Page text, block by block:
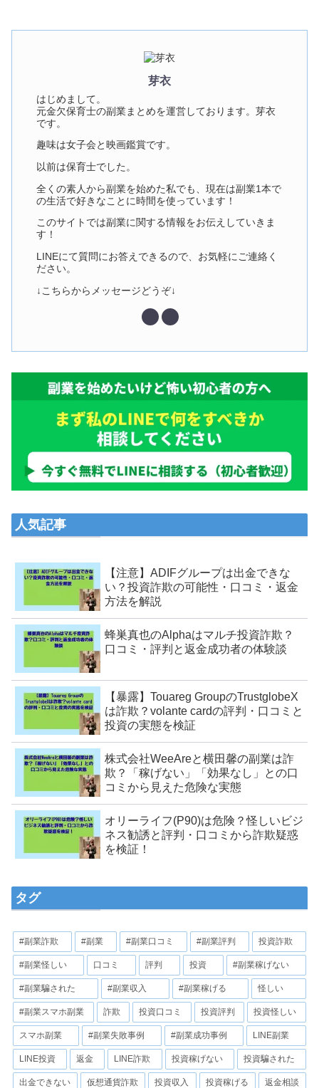
芽衣
はじめまして。
元金欠保育士の副業まとめを運営しております。芽衣
です。
趣味は女子会と映画鑑賞です。
以前は保育士でした。
全くの素人から副業を始めた私でも、現在は副業1本で
の生活で好きなことに時間を使っています！
このサイトでは副業に関する情報をお伝えしていきま
す！
LINEにて質問にお答えできるので、お気軽にご連絡く
ださい。
↓こちらからメッセージどうぞ↓
人気記事
【注意】ADIFグループは出金できな
い？投資詐欺の可能性・口コミ・返金
方法を解説
蜂巣真也のAlphaはマルチ投資詐欺？
口コミ・評判と返金成功者の体験談
【暴露】Touareg GroupのTrustglobeX
は詐欺？volante cardの評判・口コミと
投資の実態を検証
株式会社WeeAreと横田馨の副業は詐
欺？「稼げない」「効果なし」との口
コミから見えた危険な実態
オリーライフ(P90)は危険？怪しいビジ
ネス勧誘と評判・口コミから詐欺疑惑
を検証！
タグ
#副業詐欺 #副業 #副業口コミ #副業評判 投資詐欺
#副業怪しい 口コミ 評判 投資 #副業稼げない
#副業騙された #副業収入 #副業稼げる 怪しい
#副業スマホ副業 詐欺 投資口コミ 投資評判 投資怪しい
スマホ副業 #副業失敗事例 #副業成功事例 LINE副業
LINE投資 返金 LINE詐欺 投資稼げない 投資騙された
出金できない 仮想通貨詐欺 投資収入 投資稼げる 返金相談